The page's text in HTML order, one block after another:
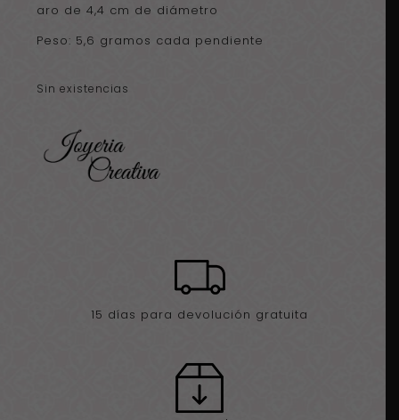
aro de 4,4 cm de diámetro
Peso: 5,6 gramos cada pendiente
Sin existencias
15 días para devolución gratuita